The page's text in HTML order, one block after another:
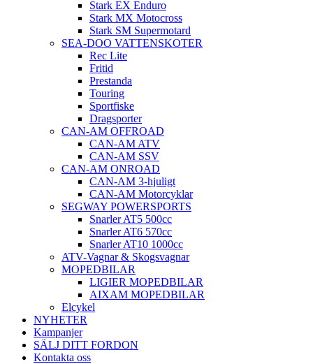
Stark EX Enduro
Stark MX Motocross
Stark SM Supermotard
SEA-DOO VATTENSKOTER
Rec Lite
Fritid
Prestanda
Touring
Sportfiske
Dragsporter
CAN-AM OFFROAD
CAN-AM ATV
CAN-AM SSV
CAN-AM ONROAD
CAN-AM 3-hjuligt
CAN-AM Motorcyklar
SEGWAY POWERSPORTS
Snarler AT5 500cc
Snarler AT6 570cc
Snarler AT10 1000cc
ATV-Vagnar & Skogsvagnar
MOPEDBILAR
LIGIER MOPEDBILAR
AIXAM MOPEDBILAR
Elcykel
NYHETER
Kampanjer
SÄLJ DITT FORDON
Kontakta oss